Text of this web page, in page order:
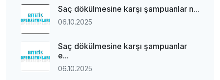
Saç dökülmesine karşı şampuanlar n...
06.10.2025
Saç dökülmesine karşı şampuanlar
e...
06.10.2025